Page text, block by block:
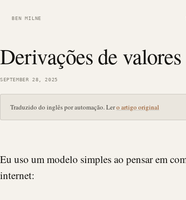
BEN MILNE
Derivações de valores
SEPTEMBER 28, 2025
Traduzido do inglês por automação. Lero artigo original
Eu uso um modelo simples ao pensar em
internet: